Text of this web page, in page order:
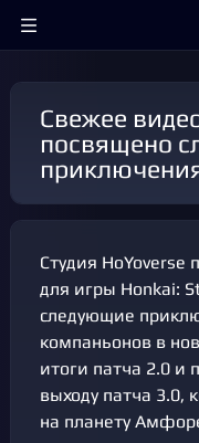
Свежее видео для Honkai: Star Rail
посвящено
Студия HoYoverse
для игры Honkai:
следующие
компаньонов в
итоги патча 2.0 и
выходу патча 3.0,
на планету